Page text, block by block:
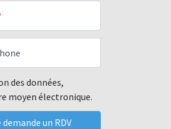
des données,
moyen électronique.